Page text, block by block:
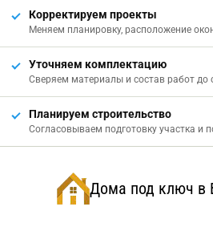
Корректируем проекты
Меняем планировку, расположение
Уточняем комплектацию
Сверяем материалы и состав работ до
Планируем строительство
Согласовываем подготовку участка и
Дома под ключ в